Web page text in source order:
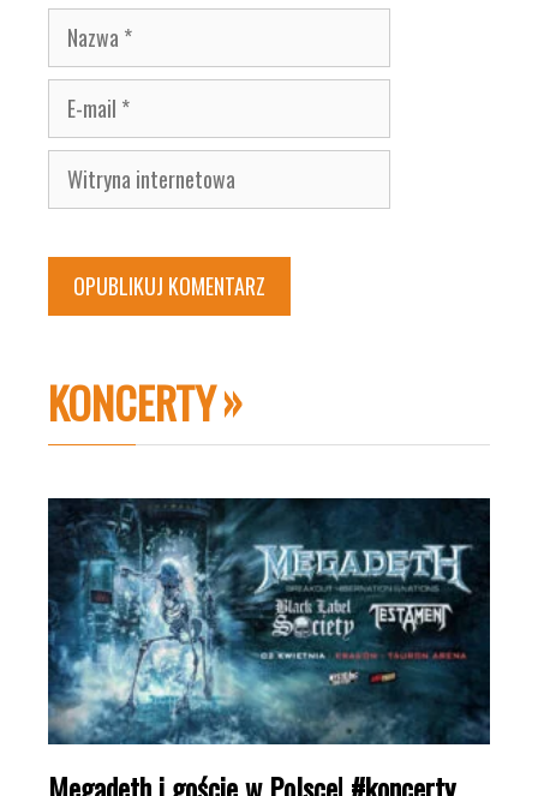
Nazwa
E-
mail
Witryna
internetowa
KONCERTY
Megadeth i goście w Polsce! #koncerty